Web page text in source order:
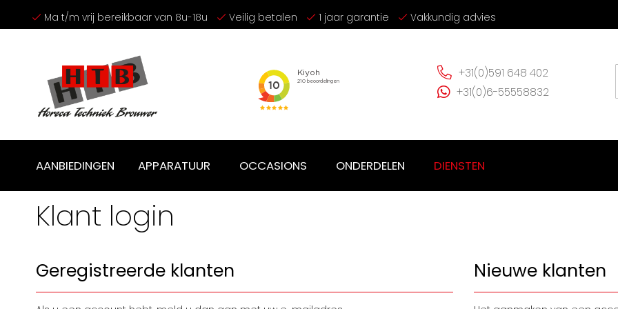
Ga
naar
Ma t/m vrij bereikbaar van 8u-18u Veilig betalen 1 jaar garantie Vakkundig advies
+31(0)591 648 402
+31(0)6-55558832
AANBIEDINGEN APPARATUUR OCCASIONS ONDERDELEN DIENSTEN
Klant login
Geregistreerde klanten Nieuwe klanten